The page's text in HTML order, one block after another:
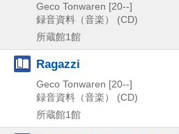
Geco Tonwaren [20--]
録音資料（音楽） (CD)
所蔵館1館
Ragazzi
Geco Tonwaren [20--]
録音資料（音楽） (CD)
所蔵館1館